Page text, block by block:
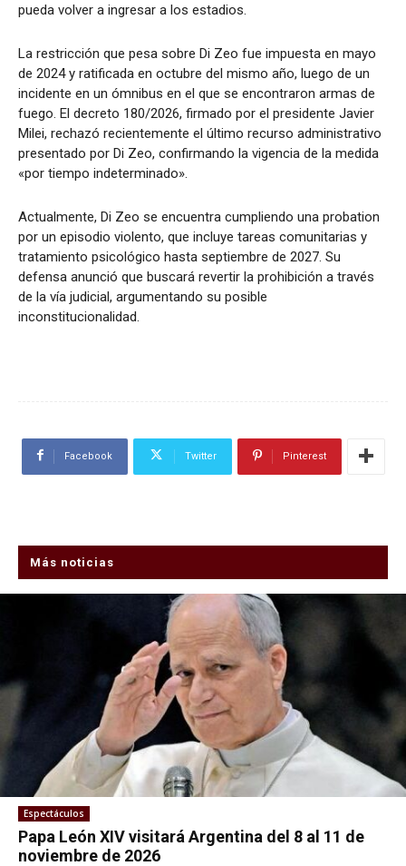
pueda volver a ingresar a los estadios.
La restricción que pesa sobre Di Zeo fue impuesta en mayo
de 2024 y ratificada en octubre del mismo año, luego de un
incidente en un ómnibus en el que se encontraron armas de
fuego. El decreto 180/2026, firmado por el presidente Javier
Milei, rechazó recientemente el último recurso administrativo
presentado por Di Zeo, confirmando la vigencia de la medida
«por tiempo indeterminado».
Actualmente, Di Zeo se encuentra cumpliendo una probation
por un episodio violento, que incluye tareas comunitarias y
tratamiento psicológico hasta septiembre de 2027. Su
defensa anunció que buscará revertir la prohibición a través
de la vía judicial, argumentando su posible
inconstitucionalidad.
Facebook Twitter Pinterest
Más noticias
Espectáculos
Papa León XIV visitará Argentina del 8 al 11 de
noviembre de 2026